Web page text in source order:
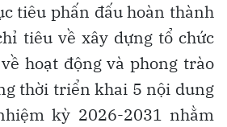
tiêu phấn đấu hoàn thành
tiêu về xây dựng tổ chức
hoạt động và phong trào
thời triển khai 5 nội dung
kỳ 2026-2031 nhằm